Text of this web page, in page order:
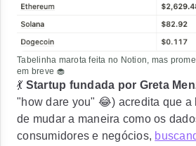
Tabelinha marota feita no Notion, mas
em breve 🧁
💃 Startup fundada por Greta
"how dare you" 😂) acredita que a
de mudar a maneira como os
consumidores e negócios,